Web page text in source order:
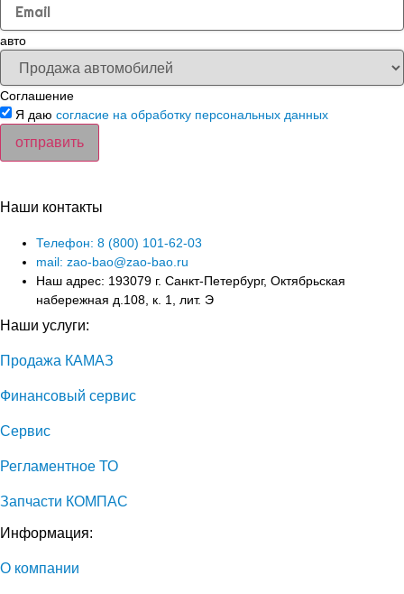
авто
Соглашение
Я даю согласие на обработку персональных данных
отправить
Наши контакты
Телефон: 8 (800) 101-62-03
mail: zao-bao@zao-bao.ru
Наш адрес: 193079 г. Санкт-Петербург, Октябрьская
набережная д.108, к. 1, лит. Э
Наши услуги:
Продажа КАМАЗ
Финансовый сервис
Сервис
Регламентное ТО
Запчасти КОМПАС
Информация:
О компании